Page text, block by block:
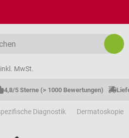
MwSt.
4,8/5 Sterne (> 1000 Bewertungen)
Diagnostik Dermatoskopie